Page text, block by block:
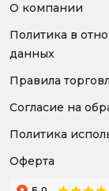
О компании
Политика в
данных
Правила
Согласие на
Политика
Оферта